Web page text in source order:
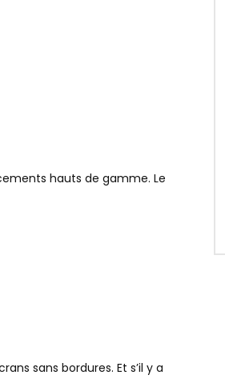
hauts de gamme. Le
sans bordures. Et s’il y a